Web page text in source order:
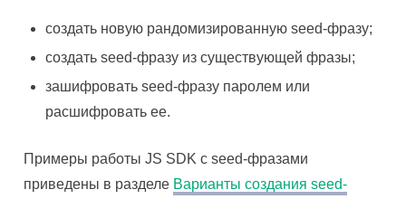
создать новую рандомизированную seed-фразу;
создать seed-фразу из существующей фразы;
зашифровать seed-фразу паролем или
расшифровать ее.
Примеры работы JS SDK с seed-фразами
приведены в разделе Варианты создания seed-